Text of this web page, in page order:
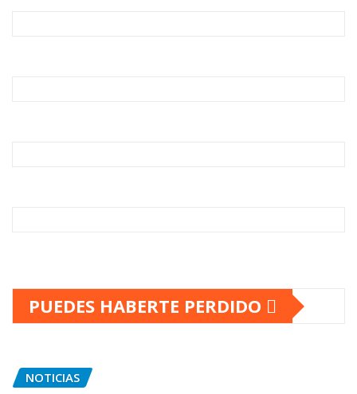
PUEDES HABERTE PERDIDO
NOTICIAS